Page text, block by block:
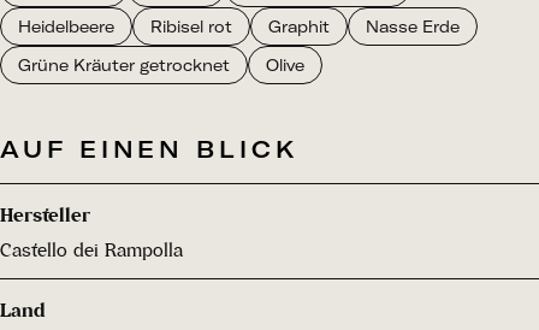
Heidelbeere
Ribisel rot Graphit
Nasse Erde
Grüne Kräuter getrocknet
Olive
AUF EINEN BLICK
Hersteller
Castello dei Rampolla
Land